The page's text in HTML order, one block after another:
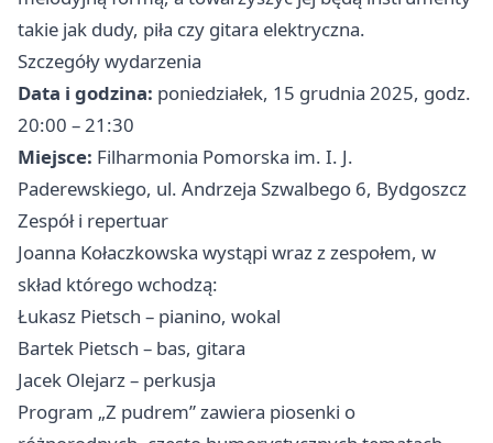
takie jak dudy, piła czy gitara elektryczna.
Szczegóły wydarzenia
Data i godzina: poniedziałek, 15 grudnia 2025, godz.
20:00 – 21:30
Miejsce: Filharmonia Pomorska im. I. J.
Paderewskiego, ul. Andrzeja Szwalbego 6, Bydgoszcz
Zespół i repertuar
Joanna Kołaczkowska wystąpi wraz z zespołem, w
skład którego wchodzą:
Łukasz Pietsch – pianino, wokal
Bartek Pietsch – bas, gitara
Jacek Olejarz – perkusja
Program „Z pudrem” zawiera piosenki o